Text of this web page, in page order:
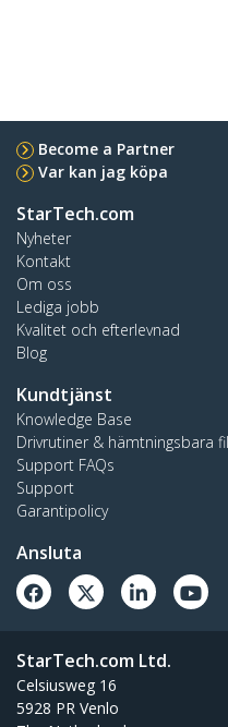
Become a Partner
Var kan jag köpa
StarTech.com
Nyheter
Kontakt
Om oss
Lediga jobb
Kvalitet och efterlevnad
Blog
Kundtjänst
Knowledge Base
Drivrutiner & hämtningsbara
Support FAQs
Support
Garantipolicy
Ansluta
StarTech.com Ltd.
Celsiusweg 16
5928 PR Venlo